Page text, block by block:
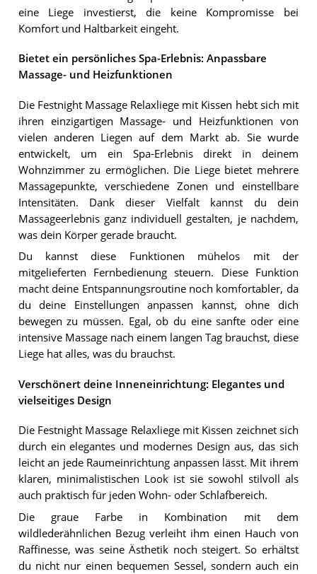
eine Liege investierst, die keine Kompromisse bei
Komfort und Haltbarkeit eingeht.
Bietet ein persönliches Spa-Erlebnis: Anpassbare
Massage- und Heizfunktionen
Die Festnight Massage Relaxliege mit Kissen hebt sich mit
ihren einzigartigen Massage- und Heizfunktionen von
vielen anderen Liegen auf dem Markt ab. Sie wurde
entwickelt, um ein Spa-Erlebnis direkt in deinem
Wohnzimmer zu ermöglichen. Die Liege bietet mehrere
Massagepunkte, verschiedene Zonen und einstellbare
Intensitäten. Dank dieser Vielfalt kannst du dein
Massageerlebnis ganz individuell gestalten, je nachdem,
was dein Körper gerade braucht.
Du kannst diese Funktionen mühelos mit der
mitgelieferten Fernbedienung steuern. Diese Funktion
macht deine Entspannungsroutine noch komfortabler, da
du deine Einstellungen anpassen kannst, ohne dich
bewegen zu müssen. Egal, ob du eine sanfte oder eine
intensive Massage nach einem langen Tag brauchst, diese
Liege hat alles, was du brauchst.
Verschönert deine Inneneinrichtung: Elegantes und
vielseitiges Design
Die Festnight Massage Relaxliege mit Kissen zeichnet sich
durch ein elegantes und modernes Design aus, das sich
leicht an jede Raumeinrichtung anpassen lässt. Mit ihrem
klaren, minimalistischen Look ist sie sowohl stilvoll als
auch praktisch für jeden Wohn- oder Schlafbereich.
Die graue Farbe in Kombination mit dem
wildlederähnlichen Bezug verleiht ihm einen Hauch von
Raffinesse, was seine Ästhetik noch steigert. So erhältst
du nicht nur einen bequemen Sessel, sondern auch ein